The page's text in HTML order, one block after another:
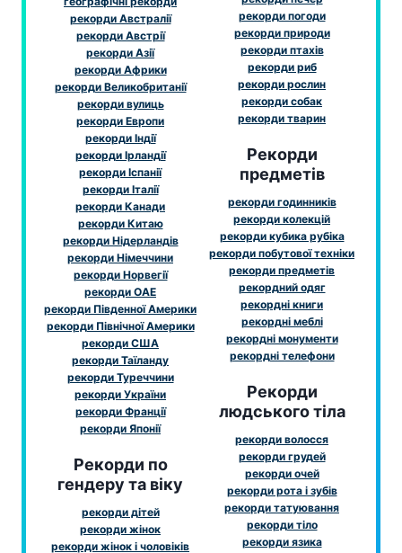
рекорди Австралії
рекорди Австрії
рекорди Азії
рекорди Африки
рекорди Великобританії
рекорди вулиць
рекорди Европи
рекорди Індії
рекорди Ірландії
рекорди Іспанії
рекорди Італії
рекорди Канади
рекорди Китаю
рекорди Нідерландів
рекорди Німеччини
рекорди Норвегії
рекорди ОАЕ
рекорди Південної Америки
рекорди Північної Америки
рекорди США
рекорди Таїланду
рекорди Туреччини
рекорди України
рекорди Франції
рекорди Японії
Рекорди по
гендеру та віку
рекорди дітей
рекорди жінок
рекорди жінок і чоловіків
рекорди погоди
рекорди природи
рекорди птахів
рекорди риб
рекорди рослин
рекорди собак
рекорди тварин
Рекорди
предметів
рекорди годинників
рекорди колекцій
рекорди кубика рубіка
рекорди побутової техніки
рекорди предметів
рекордний одяг
рекордні книги
рекордні меблі
рекордні монументи
рекордні телефони
Рекорди
людського тіла
рекорди волосся
рекорди грудей
рекорди очей
рекорди рота і зубів
рекорди татуювання
рекорди тіло
рекорди язика